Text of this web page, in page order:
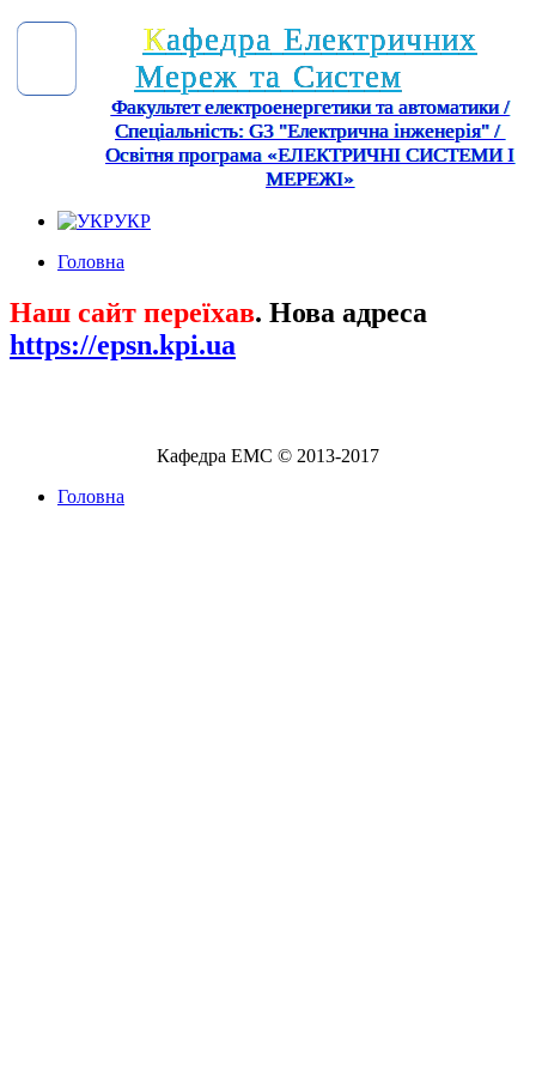
Кафедра Електричних
Мереж та Систем
Факультет електроенергетики та автоматики /
Спеціальність: G3 "Електрична інженерія" /
Освітня програма «ЕЛЕКТРИЧНІ СИСТЕМИ І
МЕРЕЖІ»
УКР
Головна
Наш сайт переїхав. Нова адреса
https://epsn.kpi.ua
Кафедра ЕМС © 2013-2017
Головна